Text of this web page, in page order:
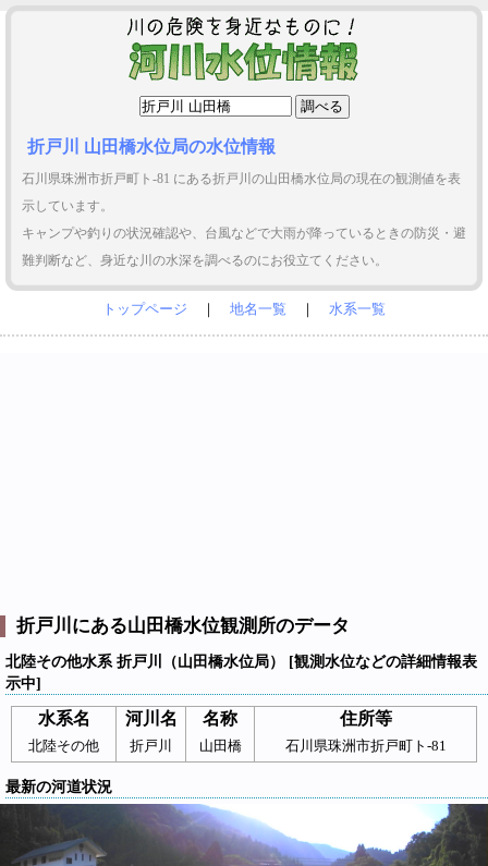
折戸川 山田橋水位局の水位情報
石川県珠洲市折戸町ト-81 にある折戸川の山田橋水位局の現在の観測値を表
示しています。
キャンプや釣りの状況確認や、台風などで大雨が降っているときの防災・避
難判断など、身近な川の水深を調べるのにお役立てください。
トップページ ｜ 地名一覧 ｜ 水系一覧
折戸川にある山田橋水位観測所のデータ
北陸その他水系 折戸川（山田橋水位局） [観測水位などの詳細情報表
示中]
水系名 河川名 名称 住所等
北陸その他 折戸川 山田橋 石川県珠洲市折戸町ト-81
最新の河道状況